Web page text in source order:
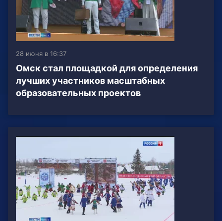
28 июня в 16:37
Омск стал площадкой для определения
лучших участников масштабных
образовательных проектов